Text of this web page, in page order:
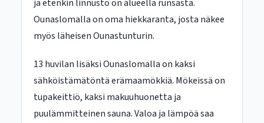
ja etenkin linnusto on alueella runsasta.
Ounaslomalla on oma hiekkaranta, josta näkee
myös läheisen Ounastunturin.
13 huvilan lisäksi Ounaslomalla on kaksi
sähköistämätöntä erämaamökkiä. Mökeissä on
tupakeittiö, kaksi makuuhuonetta ja
puulämmitteinen sauna. Valoa ja lämpöä saa